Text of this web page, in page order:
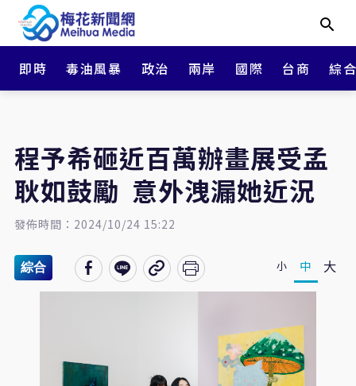
即時 毒油風暴 政治 兩岸 國際 台商 綜
程予希砸近百萬辦畫展受孟
耿如鼓勵 意外洩漏她近況
發佈時間：2024/10/24 15:22
綜合 小 中 大